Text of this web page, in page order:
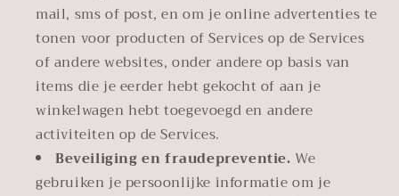
mail, sms of post, en om je online advertenties te
tonen voor producten of Services op de Services
of andere websites, onder andere op basis van
items die je eerder hebt gekocht of aan je
winkelwagen hebt toegevoegd en andere
activiteiten op de Services.
Beveiliging en fraudepreventie. We
gebruiken je persoonlijke informatie om je